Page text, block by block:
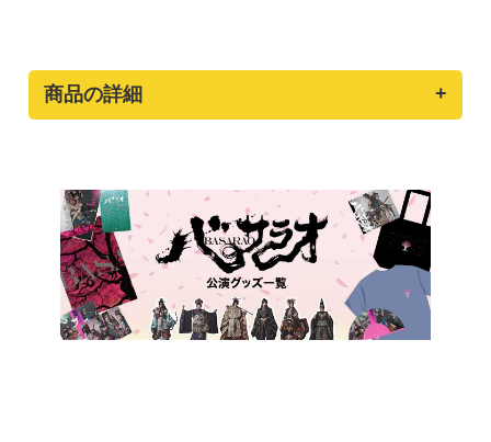
商品の詳細